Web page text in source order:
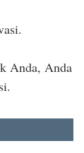
Anda, Anda